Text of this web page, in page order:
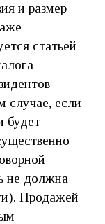
и размер
статьей
если
будет
не должна
Продажей